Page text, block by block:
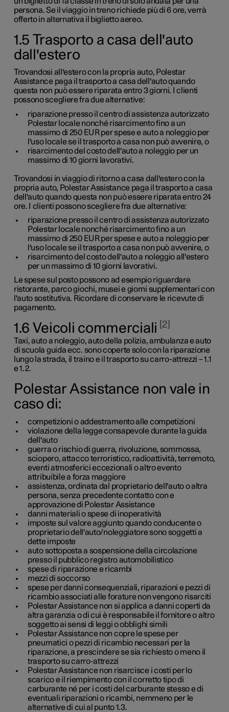
persona. Se il viaggio in treno richiede più di 6 ore, verrà
offerto in alternativa il biglietto aereo.
1.5 Trasporto a casa dell'auto
dall'estero
Trovandosi all'estero con la propria auto, Polestar
Assistance paga il trasporto a casa dell'auto quando
questa non può essere riparata entro 3 giorni. I clienti
possono scegliere fra due alternative:
riparazione presso il centro di assistenza autorizzato
Polestar locale nonché risarcimento fino a un
massimo di 250 EURper spese e auto a noleggio per
l'uso locale se il trasporto a casa non può avvenire, o
risarcimento del costo dell'auto a noleggio per un
massimo di 10 giorni lavorativi.
Trovandosi in viaggio di ritorno a casa dall'estero con la
propria auto, Polestar Assistance paga il trasporto a casa
dell'auto quando questa non può essere riparata entro 24
ore. I clienti possono scegliere fra due alternative:
riparazione presso il centro di assistenza autorizzato
Polestar locale nonché risarcimento fino a un
massimo di 250 EURper spese e auto a noleggio per
l'uso locale se il trasporto a casa non può avvenire, o
risarcimento del costo dell'auto a noleggio all'estero
per un massimo di 10 giorni lavorativi.
Le spese sul posto possono ad esempio riguardare
ristorante, parco giochi, musei e giorni supplementari con
l'auto sostitutiva. Ricordare di conservare le ricevute di
pagamento.
1.6 Veicoli commerciali 2
Taxi, auto a noleggio, auto della polizia, ambulanza e auto
di scuola guidaecc. sono coperte solo con la riparazione
lungo la strada, il traino e il trasporto su carro-attrezzi –1.1
e1.2.
Polestar Assistance non vale in
caso di:
competizioni o addestramento alle competizioni
violazione della legge consapevole durante la guida
dell'auto
guerra o rischio di guerra, rivoluzione, sommossa,
sciopero, attacco terroristico, radioattività, terremoto,
eventi atmosferici eccezionali o altro evento
attribuibile a forza maggiore
assistenza, ordinata dal proprietario dell'auto o altra
persona, senza precedente contatto con e
approvazione di Polestar Assistance
danni materiali o spese di inoperatività
imposte sul valore aggiunto quando conducente o
proprietario dell'auto/noleggiatore sono soggetti a
dette imposte
auto sottoposta a sospensione della circolazione
presso il pubblico registro automobilistico
spese di riparazione e ricambi
mezzi di soccorso
spese per danni consequenziali, riparazioni e pezzi di
ricambio associati alle forature non vengono risarciti
Polestar Assistance non si applica a danni coperti da
altra garanzia o di cui è responsabile il fornitore o altro
soggetto ai sensi di leggi o obblighi simili
Polestar Assistance non copre le spese per
pneumatici o pezzi di ricambio necessari per la
riparazione, a prescindere se sia richiesto o meno il
trasporto su carro-attrezzi
Polestar Assistance non risarcisce i costi per lo
scarico e il riempimento con il corretto tipo di
carburante né per i costi del carburante stesso e di
eventuali riparazioni o ricambi, nemmeno per le
alternative di cui al punto1.3.